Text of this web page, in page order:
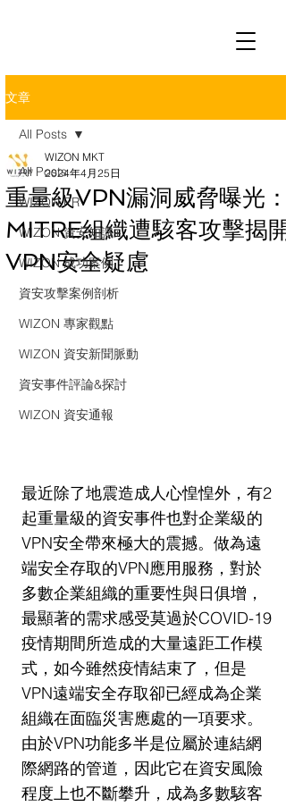
文章
All Posts
WIZON PR
WIZON 資安知識+
WIZON 成功案例
資安攻擊案例剖析
WIZON 專家觀點
WIZON 資安新聞脈動
資安事件評論&探討
WIZON 資安通報
All Posts
重量級VPN漏洞威脅曝光：
MITRE組織遭駭客攻擊揭開
VPN安全疑慮
WIZON MKT
2024年4月25日
最近除了地震造成人心惶惶外，有2
起重量級的資安事件也對企業級的
VPN安全帶來極大的震撼。做為遠
端安全存取的VPN應用服務，對於
多數企業組織的重要性與日俱增，
最顯著的需求感受莫過於COVID-19
疫情期間所造成的大量遠距工作模
式，如今雖然疫情結束了，但是
VPN遠端安全存取卻已經成為企業
組織在面臨災害應處的一項要求。
由於VPN功能多半是位屬於連結網
際網路的管道，因此它在資安風險
程度上也不斷攀升，成為多數駭客